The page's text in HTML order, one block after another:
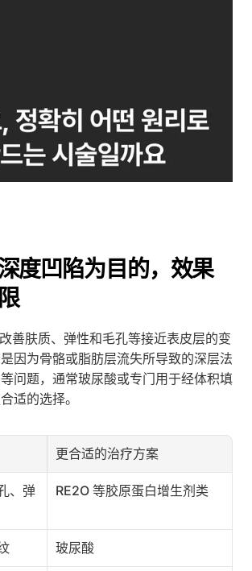
度凹陷为目的，效果
善肤质、弹性和毛孔等接近表皮层的变
因为骨骼或脂肪层流失所导致的深层法
问题，通常玻尿酸或专门用于经体积填
适的选择。
更合适的治疗方案
、弹
RE2O 等胶原蛋白增生剂类
玻尿酸